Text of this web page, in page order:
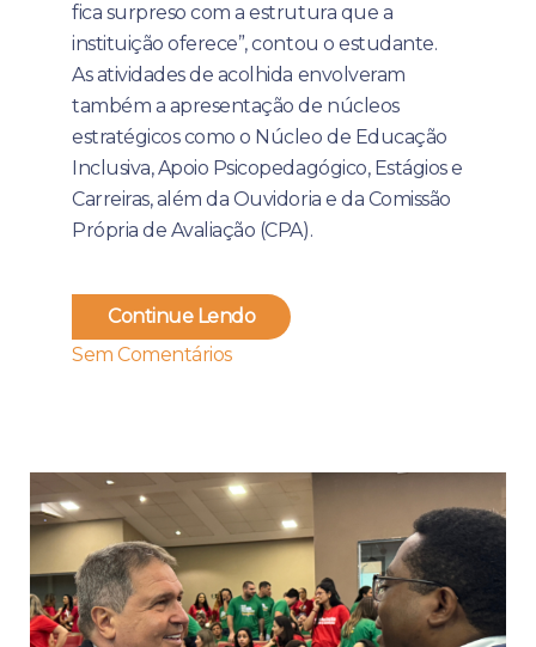
fica surpreso com a estrutura que a
instituição oferece”, contou o estudante.
As atividades de acolhida envolveram
também a apresentação de núcleos
estratégicos como o Núcleo de Educação
Inclusiva, Apoio Psicopedagógico, Estágios e
Carreiras, além da Ouvidoria e da Comissão
Própria de Avaliação (CPA).
Continue Lendo
Sem Comentários